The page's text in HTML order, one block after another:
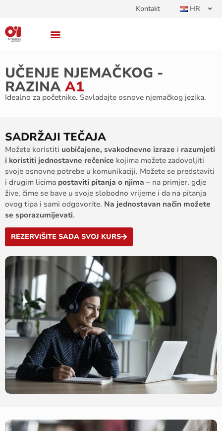
Kontakt HR
UČENJE NJEMAČKOG -
RAZINA A1
Idealno za početnike. Savladajte osnove njemačkog jezika.
SADRŽAJI TEČAJA
Možete koristiti uobičajene, svakodnevne izraze i razumjeti
i koristiti jednostavne rečenice kojima možete zadovoljiti
svoje osnovne potrebe u komunikaciji. Možete se predstaviti
i drugim licima postaviti pitanja o njima – na primjer, gdje
žive, čime se bave u svoje slobodno vrijeme i da na pitanja
ovog tipa i sami odgovorite. Na jednostavan način možete
se sporazumijevati.
REZERVIŠITE SADA SVOJ KURS